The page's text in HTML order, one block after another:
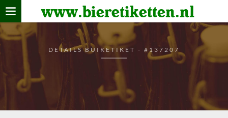
www.bieretiketten.nl
Home
verzamelen
De bierkaart
Bezoekers
DETAILS BUIKETIKET - #137207